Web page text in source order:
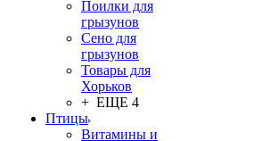
Поилки для
грызунов
Сено для
грызунов
Товары для
Хорьков
+ ЕЩЕ 4
Птицы
Витамины и